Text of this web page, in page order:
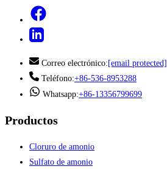
Correo electrónico: [email protected]
Teléfono:+86-536-8953288
Whatsapp:+86-13356799699
Productos
Cloruro de amonio
Sulfato de amonio